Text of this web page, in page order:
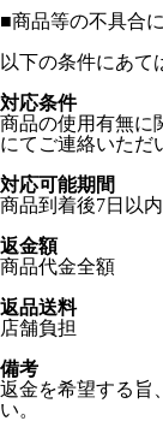
■商品等の不具合
以下の条件にあて
対応条件
商品の使用有無に
にてご連絡いただ
対応可能期間
商品到着後7日以
返金額
商品代金全額
返品送料
店舗負担
備考
返金を希望する旨
い。